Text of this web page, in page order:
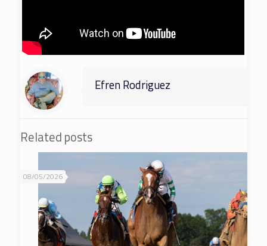
Efren Rodriguez
Related posts
08/05/2026